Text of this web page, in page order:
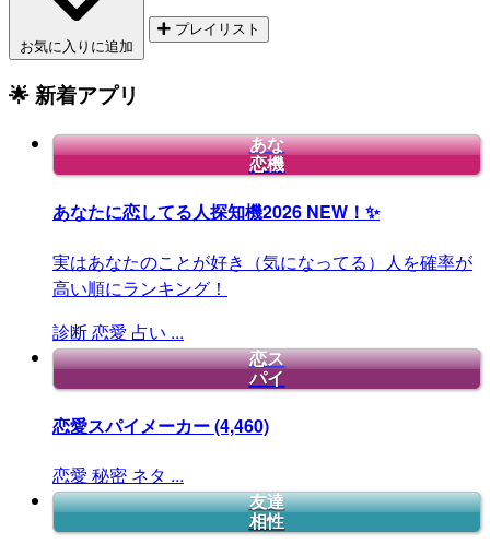
お気に入りに追加
プレイリスト
🌟 新着アプリ
あな
恋機
あなたに恋してる人探知機2026 NEW！✨
実はあなたのことが好き（気になってる）人を確率が
高い順にランキング！
診断恋愛 占い ...
恋ス
パイ
恋愛スパイメーカー(4,460)
恋愛 秘密 ネタ ...
友達
相性